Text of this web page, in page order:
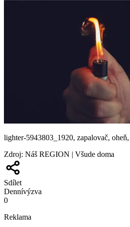
lighter-5943803_1920, zapalovač,
Zdroj: Náš REGION | Všude doma
Sdílet
Dennívýzva
0
Reklama